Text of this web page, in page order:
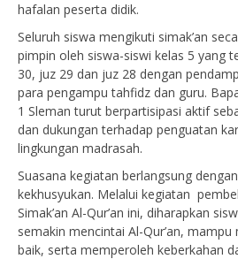
hafalan peserta didik.
Seluruh siswa mengikuti simak’an
pimpin oleh siswa-siswi kelas 5 yang
30, juz 29 dan juz 28 dengan
para pengampu tahfidz dan guru.
1 Sleman turut berpartisipasi aktif
dan dukungan terhadap penguatan
lingkungan madrasah.
Suasana kegiatan berlangsung
kekhusyukan. Melalui kegiatan
Simak’an Al-Qur’an ini, diharapkan
semakin mencintai Al-Qur’an,
baik, serta memperoleh keberkahan